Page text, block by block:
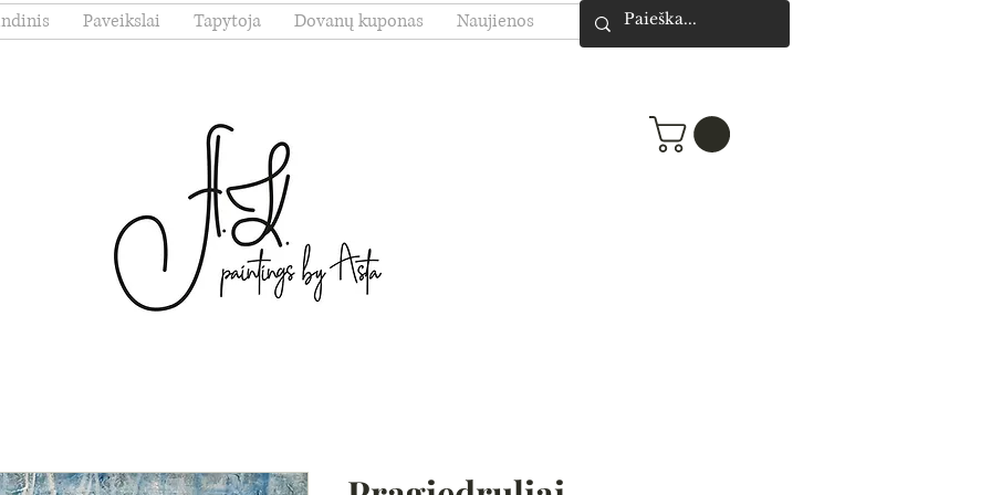
Paveikslai Tapytoja Dovanų kuponas Naujienos